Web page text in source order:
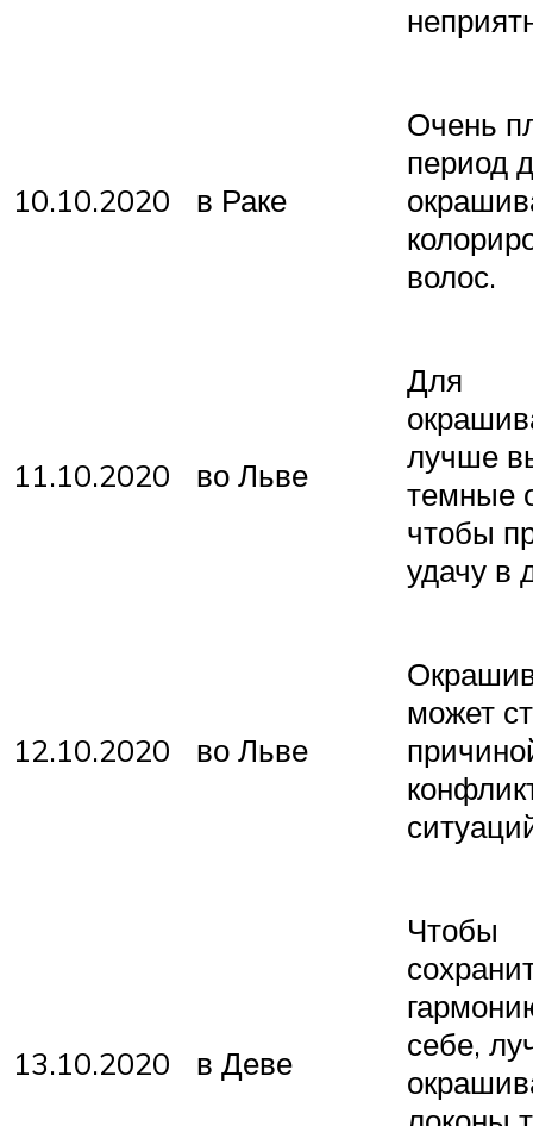
10.10.2020 в Раке
Очень
период
волос.
11.10.2020 во Льве
Для
лучше
темные
чтобы
удачу в
12.10.2020 во Льве
может
13.10.2020 в Деве
Чтобы
себе,